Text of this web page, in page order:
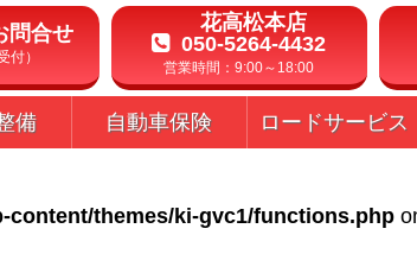
問合せ
付）
花高松本店
050-5264-4432
営業時間：9:00～18:00
備 自動車保険 ロードサービス
themes/ki-gvc1/functions.php